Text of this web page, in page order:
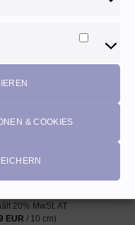
Cookies
& COOKIES
Terry (Sommersweat) ♡
20% MwSt. AT
EUR / 10 cm)